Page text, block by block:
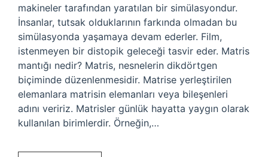
makineler tarafından yaratılan bir simülasyondur.
İnsanlar, tutsak olduklarının farkında olmadan bu
simülasyonda yaşamaya devam ederler. Film,
istenmeyen bir distopik geleceği tasvir eder. Matris
mantığı nedir? Matris, nesnelerin dikdörtgen
biçiminde düzenlenmesidir. Matrise yerleştirilen
elemanlara matrisin elemanları veya bileşenleri
adını veririz. Matrisler günlük hayatta yaygın olarak
kullanılan birimlerdir. Örneğin,…